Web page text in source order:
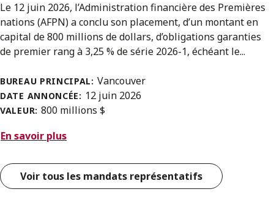
Le 12 juin 2026, l’Administration financière des Premières
nations (AFPN) a conclu son placement, d’un montant en
capital de 800 millions de dollars, d’obligations garanties
de premier rang à 3,25 % de série 2026-1, échéant le...
BUREAU PRINCIPAL: Vancouver
DATE ANNONCÉE: 12 juin 2026
VALEUR: 800 millions $
En savoir plus
Voir tous les mandats représentatifs